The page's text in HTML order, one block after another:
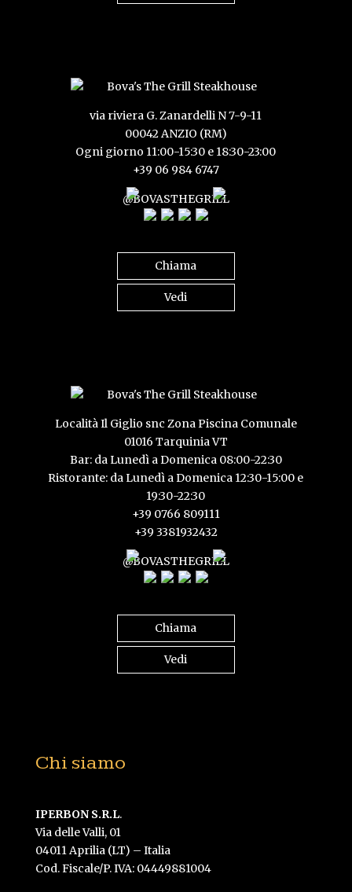
via riviera G. Zanardelli N 7-9-11
00042 ANZIO (RM)
Ogni giorno 11:00-15:30 e 18:30-23:00
+39 06 984 6747
@BOVASTHEGRILL
Chiama
Vedi
Località Il Giglio snc Zona Piscina Comunale
01016 Tarquinia VT
Bar: da Lunedì a Domenica 08:00-22:30
Ristorante: da Lunedì a Domenica 12:30-15:00 e
19:30-22:30
+39 0766 809111
+39 3381932432
@BOVASTHEGRILL
Chiama
Vedi
Chi siamo
IPERBON S.R.L.
Via delle Valli, 01
04011 Aprilia (LT) – Italia
Cod. Fiscale/P. IVA: 04449881004